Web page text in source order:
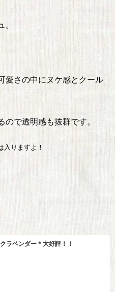
。
愛さの中にヌケ感とクール
で透明感も抜群です。
りますよ！
ラベンダー＊大好評！！